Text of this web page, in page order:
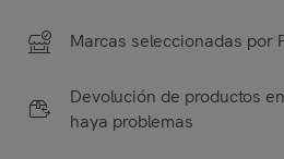
Marcas seleccionadas por
Devolución de productos
haya problemas